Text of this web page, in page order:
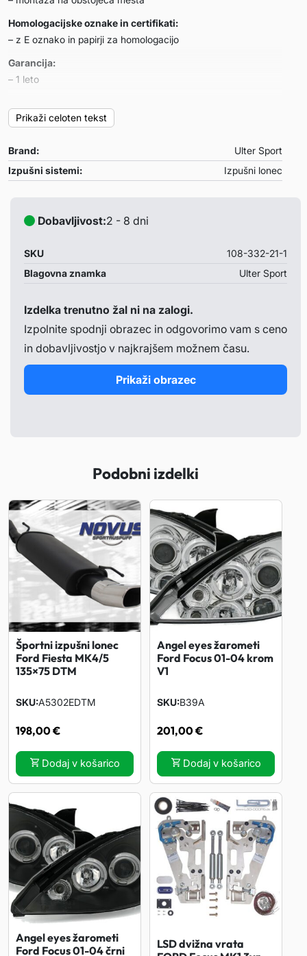
Homologacijske oznake in certifikati:
– z E oznako in papirji za homologacijo
Garancija:
– 1 leto
Ford FOCUS III COMBI
– motor: 1.6 TDCI 70kW
Opombe:
Prikaži celoten tekst
Brand:
Ulter Sport
Izpušni sistemi:
Izpušni lonec
Dobavljivost:2 - 8 dni
SKU
108-332-21-1
Blagovna znamka
Ulter Sport
Izdelka trenutno žal ni na zalogi.
Izpolnite spodnji obrazec in odgovorimo vam s ceno
in dobavljivostjo v najkrajšem možnem času.
Prikaži obrazec
Podobni izdelki
Športni izpušni lonec
Ford Fiesta MK4/5
135×75 DTM
SKU A5302EDTM
198,00€
Dodaj v košarico
Angel eyes žarometi
Ford Focus 01-04 krom
V1
SKU B39A
201,00€
Dodaj v košarico
Angel eyes žarometi
Ford Focus 01-04 črni
LSD dvižna vrata